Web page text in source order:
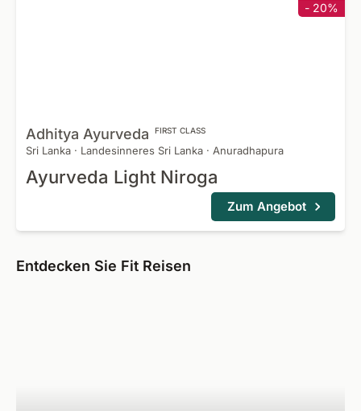
- 20%
Adhitya Ayurveda FIRST CLASS
Sri Lanka · Landesinneres Sri Lanka · Anuradhapura
Ayurveda Light Niroga
Zum Angebot
Entdecken Sie Fit Reisen